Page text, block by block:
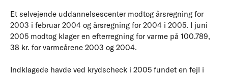
Et selvejende uddannelsescenter modtog årsregning for
2003 i februar 2004 og årsregning for 2004 i 2005. I juni
2005 modtog klager en efterregning for varme på 100.789,
38 kr. for varmeårene 2003 og 2004.
Indklagede havde ved krydscheck i 2005 fundet en fejl i